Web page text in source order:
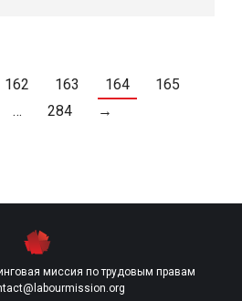
162 163 164
165
… 284 →
миссия по трудовым правам